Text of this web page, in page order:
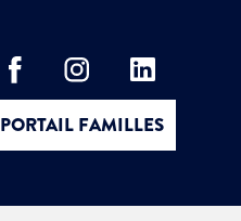
PORTAIL FAMILLES